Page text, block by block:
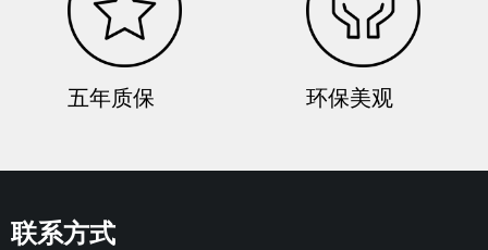
联系方式
五年质保 环保美观